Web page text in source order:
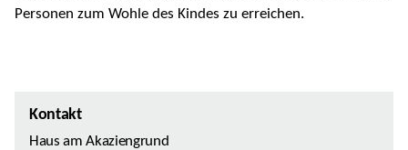
Personen zum Wohle des Kindes zu erreichen.
Kontakt
Haus am Akaziengrund